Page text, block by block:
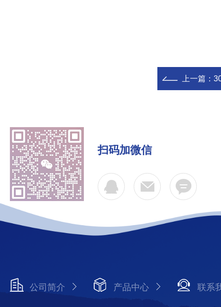
上一篇：
扫码加微信
公司简介 产品中心 联系